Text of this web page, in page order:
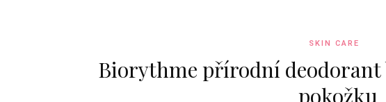
SKIN CARE
Biorythme přírodní deodorant
pokožku